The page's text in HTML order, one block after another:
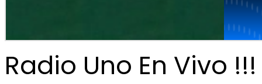
Radio Uno En Vivo !!!